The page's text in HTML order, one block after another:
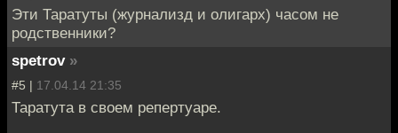
Эти Таратуты (журнализд и олигарх) часом не
родственники?
spetrov »
#5 | 17.04.14 21:35
Таратута в своем репертуаре.